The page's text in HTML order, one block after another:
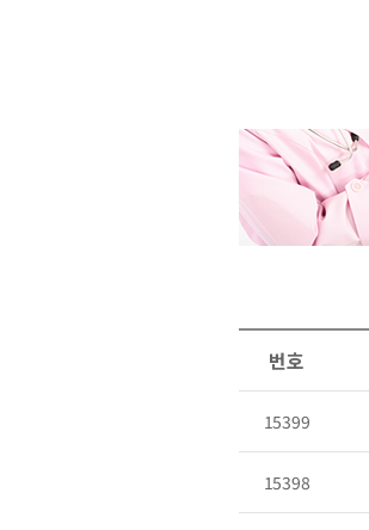
번호
15399
15398